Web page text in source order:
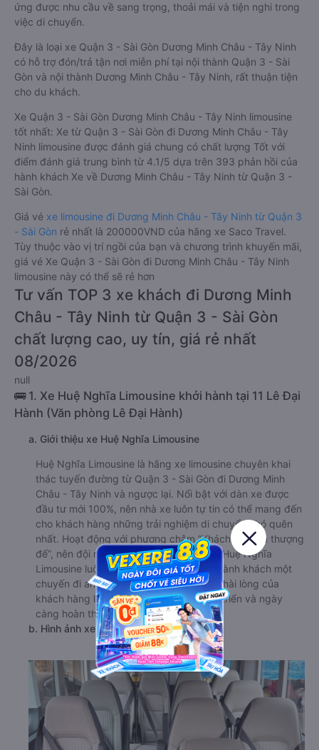
ứng được nhu cầu về sang trọng, thoải mái và tiện nghi trong
việc di chuyển.
Đây là loại xe Quận 3 - Sài Gòn Dương Minh Châu - Tây Ninh
có hỗ trợ đón/trả tận nơi miễn phí tại nội thành Quận 3 - Sài
Gòn và nội thành Dương Minh Châu - Tây Ninh, rất thuận tiện
cho du khách.
Xe Quận 3 - Sài Gòn Dương Minh Châu - Tây Ninh limousine
tốt nhất: Xe từ Quận 3 - Sài Gòn đi Dương Minh Châu - Tây
Ninh limousine được đánh giá chung có chất lượng Tốt với
điểm đánh giá trung bình từ 4.1/5 dựa trên 393 phản hồi của
hành khách Xe về Dương Minh Châu - Tây Ninh từ Quận 3 -
Sài Gòn.
Giá vé xe limousine đi Dương Minh Châu - Tây Ninh từ Quận 3
- Sài Gòn rẻ nhất là 200000VND của hãng xe Saco Travel.
Tùy thuộc vào vị trí ngồi của bạn và chương trình khuyến mãi,
giá vé Xe Quận 3 - Sài Gòn đi Dương Minh Châu - Tây Ninh
limousine này có thể sẽ rẻ hơn
Tư vấn TOP 3 xe khách đi Dương Minh
Châu - Tây Ninh từ Quận 3 - Sài Gòn
chất lượng cao, uy tín, giá rẻ nhất
08/2026
null
🚌 1. Xe Huệ Nghĩa Limousine khởi hành tại 11 Lê Đại
Hành (Văn phòng Lê Đại Hành)
a. Giới thiệu xe Huệ Nghĩa Limousine
Huệ Nghĩa Limousine là hãng xe limousine chuyên khai
thác tuyến đường từ Quận 3 - Sài Gòn đi Dương Minh
Châu - Tây Ninh và ngược lại. Nổi bật với dàn xe được
đầu tư mới 100%, nên nhà xe luôn tự tin có thể mang đến
cho khách hàng những trải nghiệm di chuyển khó quên
nhất. Hoạt động với phương châm “Khách hàng là thượng
đế”, nên đội ngũ nhân viên của hãng xe Huệ Nghĩa
Limousine luôn cam kết mang đến cho hành khách một
chuyến đi an toàn và thoải mái nhất. Sự hài lòng của
khách hàng là động lực để nhà xe phát triển và ngày
càng hoàn thiện hơn.
b. Hình ảnh xe Huệ Nghĩa Limousine